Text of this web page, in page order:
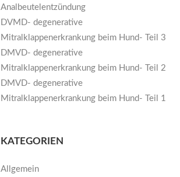
Analbeutelentzündung
DVMD- degenerative
Mitralklappenerkrankung beim Hund- Teil 3
DMVD- degenerative
Mitralklappenerkrankung beim Hund- Teil 2
DMVD- degenerative
Mitralklappenerkrankung beim Hund- Teil 1
KATEGORIEN
Allgemein